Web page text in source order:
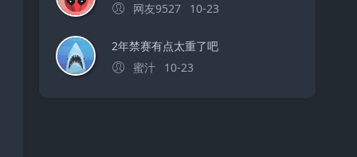
网友9527
10-23
2年禁赛有点太重了吧
蜜汁
10-23